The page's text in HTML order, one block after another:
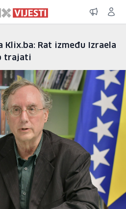
Klix.ba: Rat između Izraela
trajati